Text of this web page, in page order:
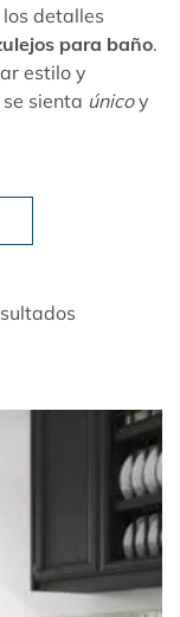
detalles
para baño.
estilo y
sienta únicoy